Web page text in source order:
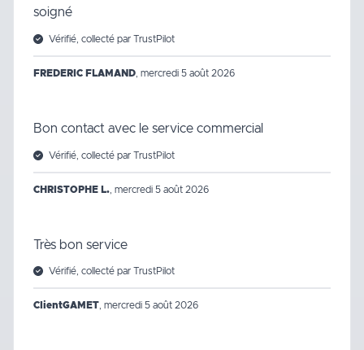
soigné
Vérifié, collecté par TrustPilot
FREDERIC FLAMAND mercredi 5 août 2026
Bon contact avec le service commercial
Vérifié, collecté par TrustPilot
CHRISTOPHE L. mercredi 5 août 2026
Très bon service
Vérifié, collecté par TrustPilot
ClientGAMET, mercredi 5 août 2026